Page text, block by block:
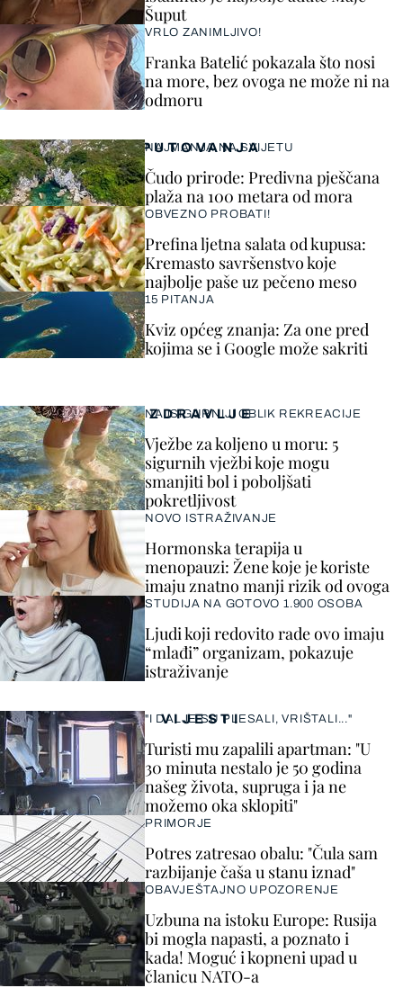
VIJESTI
"I DALJE SU PLESALI, VRIŠTALI..."
Turisti mu zapalili apartman: "U
30 minuta nestalo je 50 godina
našeg života, supruga i ja ne
možemo oka sklopiti"
PRIMORJE
Potres zatresao obalu: "Čula sam
razbijanje čaša u stanu iznad"
OBAVJEŠTAJNO UPOZORENJE
Uzbuna na istoku Europe: Rusija
bi mogla napasti, a poznato i
kada! Moguć i kopneni upad u
članicu NATO-a
Šuput
VRLO ZANIMLJIVO!
Franka Batelić pokazala što nosi
na more, bez ovoga ne može ni na
odmoru
ZDRAVLJE
NAJSIGURNIJI OBLIK REKREACIJE
Vježbe za koljeno u moru: 5
sigurnih vježbi koje mogu
smanjiti bol i poboljšati
pokretljivost
NOVO ISTRAŽIVANJE
Hormonska terapija u
menopauzi: Žene koje je koriste
imaju znatno manji rizik od ovoga
STUDIJA NA GOTOVO 1.900 OSOBA
Ljudi koji redovito rade ovo imaju
“mlađi” organizam, pokazuje
istraživanje
PUTOVANJA
NAJMANJA NA SVIJETU
Čudo prirode: Predivna pješčana
plaža na 100 metara od mora
OBVEZNO PROBATI!
Prefina ljetna salata od kupusa:
Kremasto savršenstvo koje
najbolje paše uz pečeno meso
15 PITANJA
Kviz općeg znanja: Za one pred
kojima se i Google može sakriti